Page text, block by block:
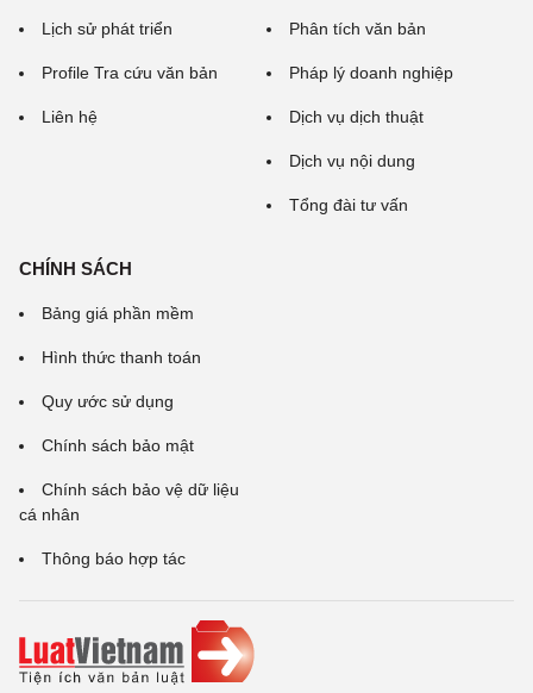
Lịch sử phát triển
Profile Tra cứu văn bản
Liên hệ
Phân tích văn bản
Pháp lý doanh nghiệp
Dịch vụ dịch thuật
Dịch vụ nội dung
Tổng đài tư vấn
CHÍNH SÁCH
Bảng giá phần mềm
Hình thức thanh toán
Quy ước sử dụng
Chính sách bảo mật
Chính sách bảo vệ dữ liệu
cá nhân
Thông báo hợp tác